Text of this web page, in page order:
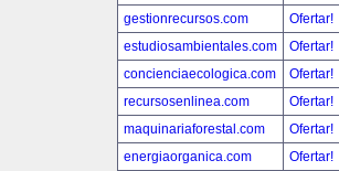
gestionrecursos.com
Ofertar!
estudiosambientales.com
Ofertar!
concienciaecologica.com
Ofertar!
recursosenlinea.com
Ofertar!
maquinariaforestal.com
Ofertar!
energiaorganica.com
Ofertar!